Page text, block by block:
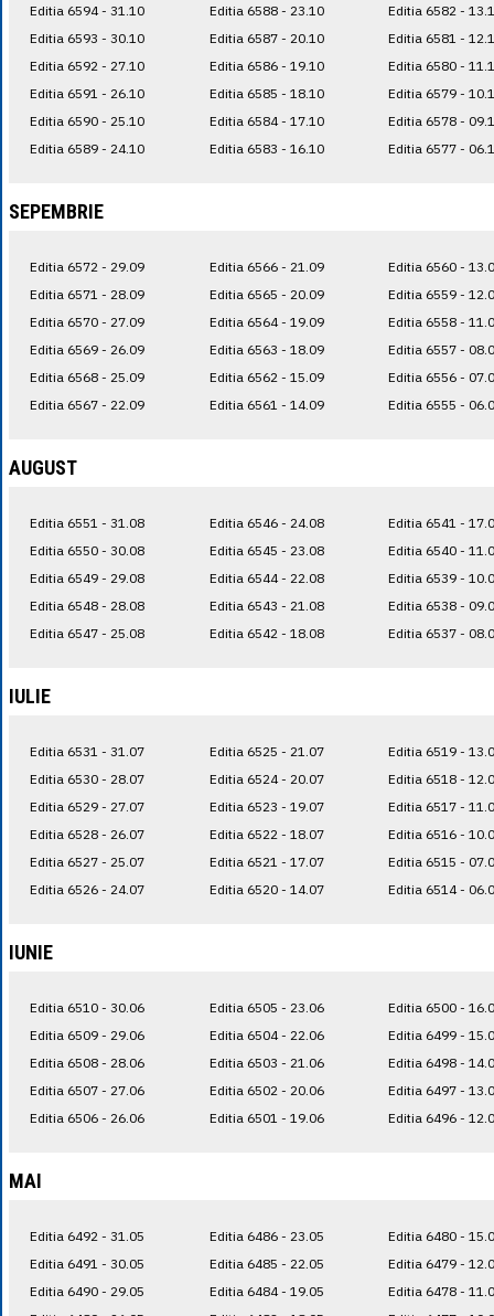
Editia 6594 - 31.10
Editia 6593 - 30.10
Editia 6592 - 27.10
Editia 6591 - 26.10
Editia 6590 - 25.10
Editia 6589 - 24.10
Editia 6588 - 23.10
Editia 6587 - 20.10
Editia 6586 - 19.10
Editia 6585 - 18.10
Editia 6584 - 17.10
Editia 6583 - 16.10
Editia 6582 -
Editia 6581 -
Editia 6580 -
Editia 6579 -
Editia 6578 -
Editia 6577 -
SEPEMBRIE
Editia 6572 - 29.09
Editia 6571 - 28.09
Editia 6570 - 27.09
Editia 6569 - 26.09
Editia 6568 - 25.09
Editia 6567 - 22.09
Editia 6566 - 21.09
Editia 6565 - 20.09
Editia 6564 - 19.09
Editia 6563 - 18.09
Editia 6562 - 15.09
Editia 6561 - 14.09
Editia 6560 -
Editia 6559 -
Editia 6558 -
Editia 6557 -
Editia 6556 -
Editia 6555 -
AUGUST
Editia 6551 - 31.08
Editia 6550 - 30.08
Editia 6549 - 29.08
Editia 6548 - 28.08
Editia 6547 - 25.08
Editia 6546 - 24.08
Editia 6545 - 23.08
Editia 6544 - 22.08
Editia 6543 - 21.08
Editia 6542 - 18.08
Editia 6541 -
Editia 6540 -
Editia 6539 -
Editia 6538 -
Editia 6537 -
IULIE
Editia 6531 - 31.07
Editia 6530 - 28.07
Editia 6529 - 27.07
Editia 6528 - 26.07
Editia 6527 - 25.07
Editia 6526 - 24.07
Editia 6525 - 21.07
Editia 6524 - 20.07
Editia 6523 - 19.07
Editia 6522 - 18.07
Editia 6521 - 17.07
Editia 6520 - 14.07
Editia 6519 -
Editia 6518 -
Editia 6517 -
Editia 6516 -
Editia 6515 -
Editia 6514 -
IUNIE
Editia 6510 - 30.06
Editia 6509 - 29.06
Editia 6508 - 28.06
Editia 6507 - 27.06
Editia 6506 - 26.06
Editia 6505 - 23.06
Editia 6504 - 22.06
Editia 6503 - 21.06
Editia 6502 - 20.06
Editia 6501 - 19.06
Editia 6500 -
Editia 6499 -
Editia 6498 -
Editia 6497 -
Editia 6496 -
MAI
Editia 6492 - 31.05
Editia 6491 - 30.05
Editia 6490 - 29.05
Editia 6486 - 23.05
Editia 6485 - 22.05
Editia 6484 - 19.05
Editia 6480 -
Editia 6479 -
Editia 6478 -